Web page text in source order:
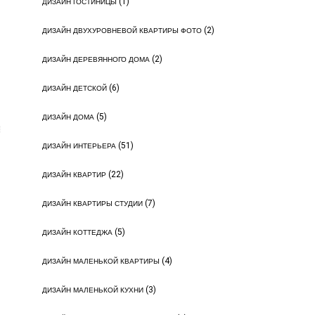
ДИЗАЙН ГОСТИНИЦЫ
ДИЗАЙН ДВУХУРОВНЕВОЙ КВАРТИРЫ ФОТО(2)
ДИЗАЙН ДЕРЕВЯННОГО ДОМА(2)
ДИЗАЙН ДЕТСКОЙ(6)
ДИЗАЙН ДОМА(5)
ДИЗАЙН ИНТЕРЬЕРА(51)
ДИЗАЙН КВАРТИР(22)
ДИЗАЙН КВАРТИРЫ СТУДИИ(7)
ДИЗАЙН КОТТЕДЖА(5)
ДИЗАЙН МАЛЕНЬКОЙ КВАРТИРЫ (4)
ДИЗАЙН МАЛЕНЬКОЙ КУХНИ(3)